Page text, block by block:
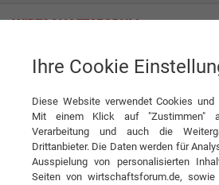
ENNEATECH AG
Interview ENNEATECH AG
DIESEN ARTIKEL EMPFEHLEN
Ihre Cookie
Diese Website verwendet Cookies und
Mit einem Klick auf "Zustimmen"
Verarbeitung und auch die
Drittanbieter. Die Daten werden für
Ausspielung von personalisierten
Seiten von wirtschaftsforum.de,